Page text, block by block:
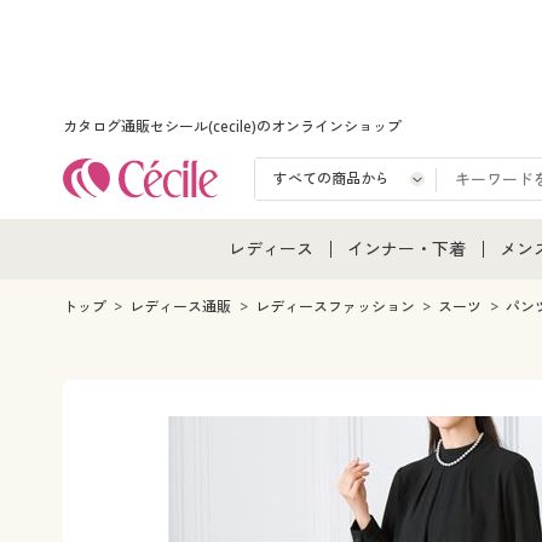
カタログ通販セシール(cecile)のオンラインショップ
レディース
レディース通販すべて
女性下着
インナー・下着
インナー・下着通販すべ
メンズ下着
ジュニア・ティーンズ下
メン
メ
メン
トップ レディース通販 レディースファッション スーツ パン